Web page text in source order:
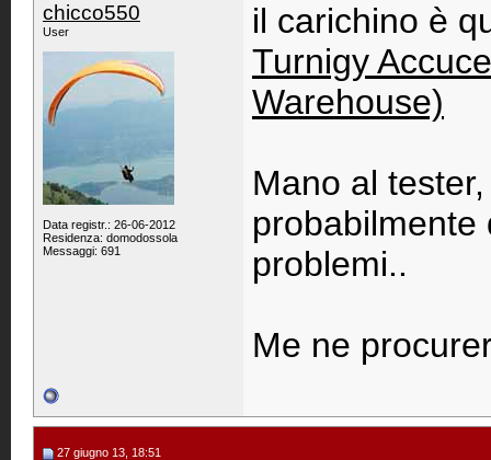
chicco550
User
Data registr.: 26-06-2012
Residenza: domodossola
Messaggi: 691
il carichino è
Turnigy
Warehouse)
Mano al
probabilmente
problemi..
Me ne
27 giugno 13, 18:51